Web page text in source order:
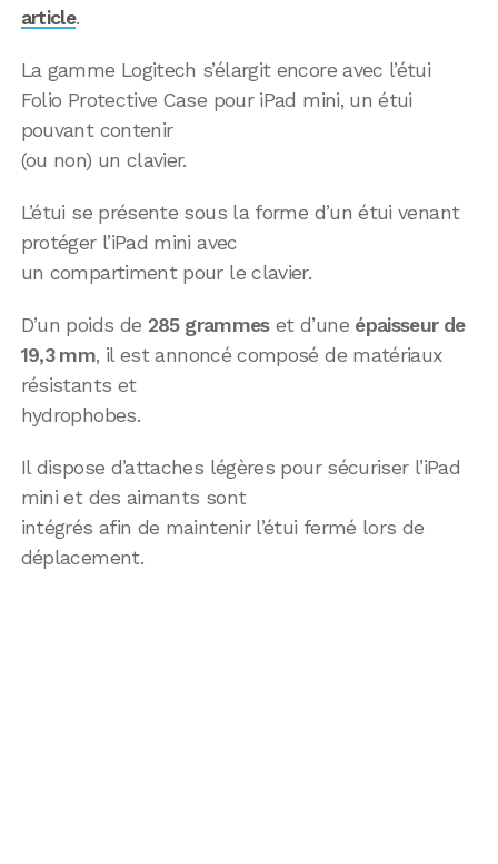
article.
La gamme Logitech s’élargit encore avec l’étui
Folio Protective Case pour iPad mini, un étui
pouvant contenir
(ou non) un clavier.
L’étui se présente sous la forme d’un étui venant
protéger l’iPad mini avec
un compartiment pour le clavier.
D’un poids de 285 grammeset d’une épaisseur de
19,3 mm, il est annoncé composé de matériaux
résistants et
hydrophobes.
Il dispose d’attaches légères pour sécuriser l’iPad
mini et des aimants sont
intégrés afin de maintenir l’étui fermé lors de
déplacement.